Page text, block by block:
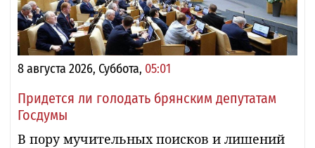
8 августа 2026, Суббота, 05:01
Придется ли голодать брянским депутатам
Госдумы
В пору мучительных поисков и лишений